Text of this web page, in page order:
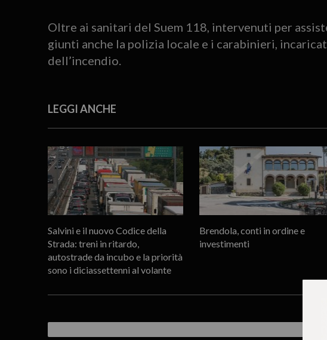
Oltre ai sanitari del Suem 118, intervenuti per
giunti anche la polizia locale e i carabinieri,
dell’incendio.
LEGGI ANCHE
Salvini e il nuovo Codice della
Strada: treni in ritardo,
autostrade da incubo e la priorità
sono i diciassettenni al volante
Brendola, conti in ordine e
investimenti